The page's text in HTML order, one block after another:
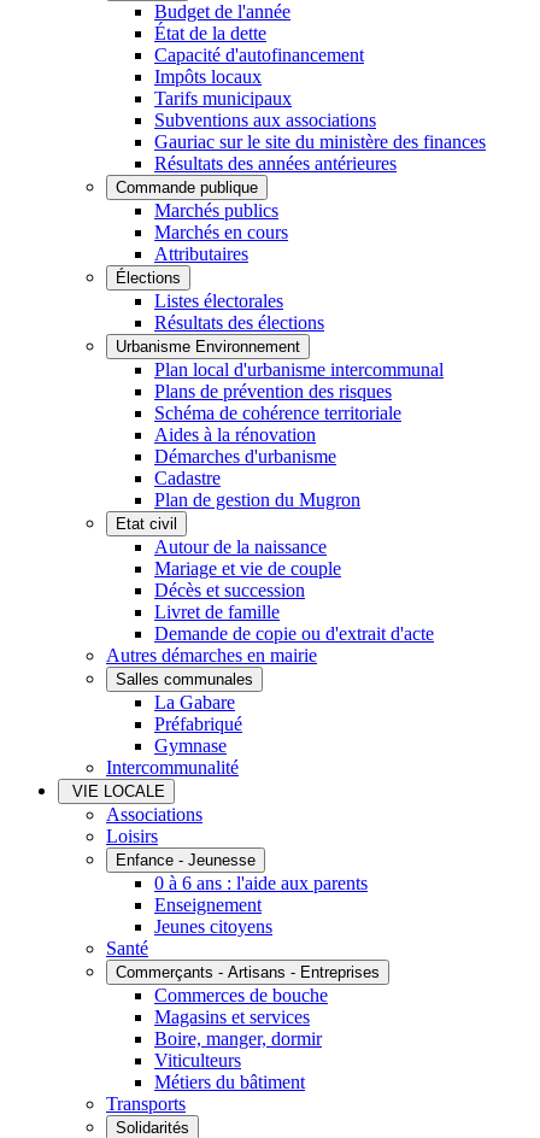
Budget de l'année
État de la dette
Capacité d'autofinancement
Impôts locaux
Tarifs municipaux
Subventions aux associations
Gauriac sur le site du ministère des finances
Résultats des années antérieures
Commande publique
Marchés publics
Marchés en cours
Attributaires
Élections
Listes électorales
Résultats des élections
Urbanisme Environnement
Plan local d'urbanisme intercommunal
Plans de prévention des risques
Schéma de cohérence territoriale
Aides à la rénovation
Démarches d'urbanisme
Cadastre
Plan de gestion du Mugron
Etat civil
Autour de la naissance
Mariage et vie de couple
Décès et succession
Livret de famille
Demande de copie ou d'extrait d'acte
Autres démarches en mairie
Salles communales
La Gabare
Préfabriqué
Gymnase
Intercommunalité
VIE LOCALE
Associations
Loisirs
Enfance - Jeunesse
0 à 6 ans : l'aide aux parents
Enseignement
Jeunes citoyens
Santé
Commerçants - Artisans - Entreprises
Commerces de bouche
Magasins et services
Boire, manger, dormir
Viticulteurs
Métiers du bâtiment
Transports
Solidarités